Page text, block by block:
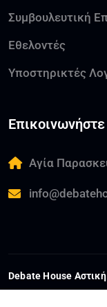
Συμβουλευτική
Εθελοντές
Υποστηρικτές
Αγία
Debate House